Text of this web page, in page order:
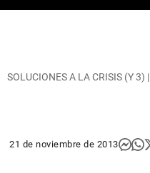
SOLUCIONES A LA CRISIS (Y 3) |
21 de noviembre de 2013